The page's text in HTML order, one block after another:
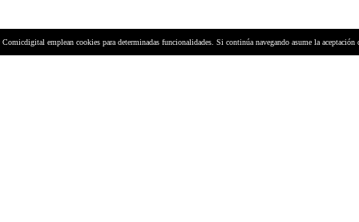
emplean cookies para determinadas funcionalidades. Si continúa navegando asume la aceptación